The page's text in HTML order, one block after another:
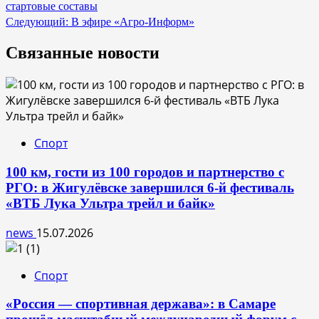
по
записям
стартовые составы
Следующий: В эфире «Агро-Информ»
Связанные новости
Спорт
100 км, гости из 100 городов и партнерство с
РГО: в Жигулёвске завершился 6-й фестиваль
«ВТБ Лука Ультра трейл и байк»
news 15.07.2026
Спорт
«Россия — спортивная держава»: в Самаре